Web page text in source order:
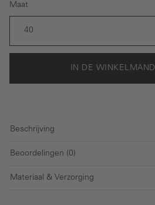
Maat
40
IN DE WINKELMAND
Beschrijving
Beoordelingen (0)
Materiaal & Verzorging